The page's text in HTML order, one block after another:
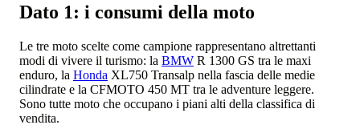
Dato 1: i consumi della moto
Le tre moto scelte come campione rappresentano altrettanti
modi di vivere il turismo: la BMW R 1300 GS tra le maxi
enduro, la Honda XL750 Transalp nella fascia delle medie
cilindrate e la CFMOTO 450 MT tra le adventure leggere.
Sono tutte moto che occupano i piani alti della classifica di
vendita.